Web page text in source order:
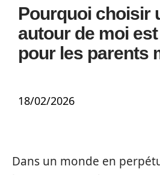
Pourquoi choisir
autour de moi
pour les parents
18/02/2026
Dans un monde en